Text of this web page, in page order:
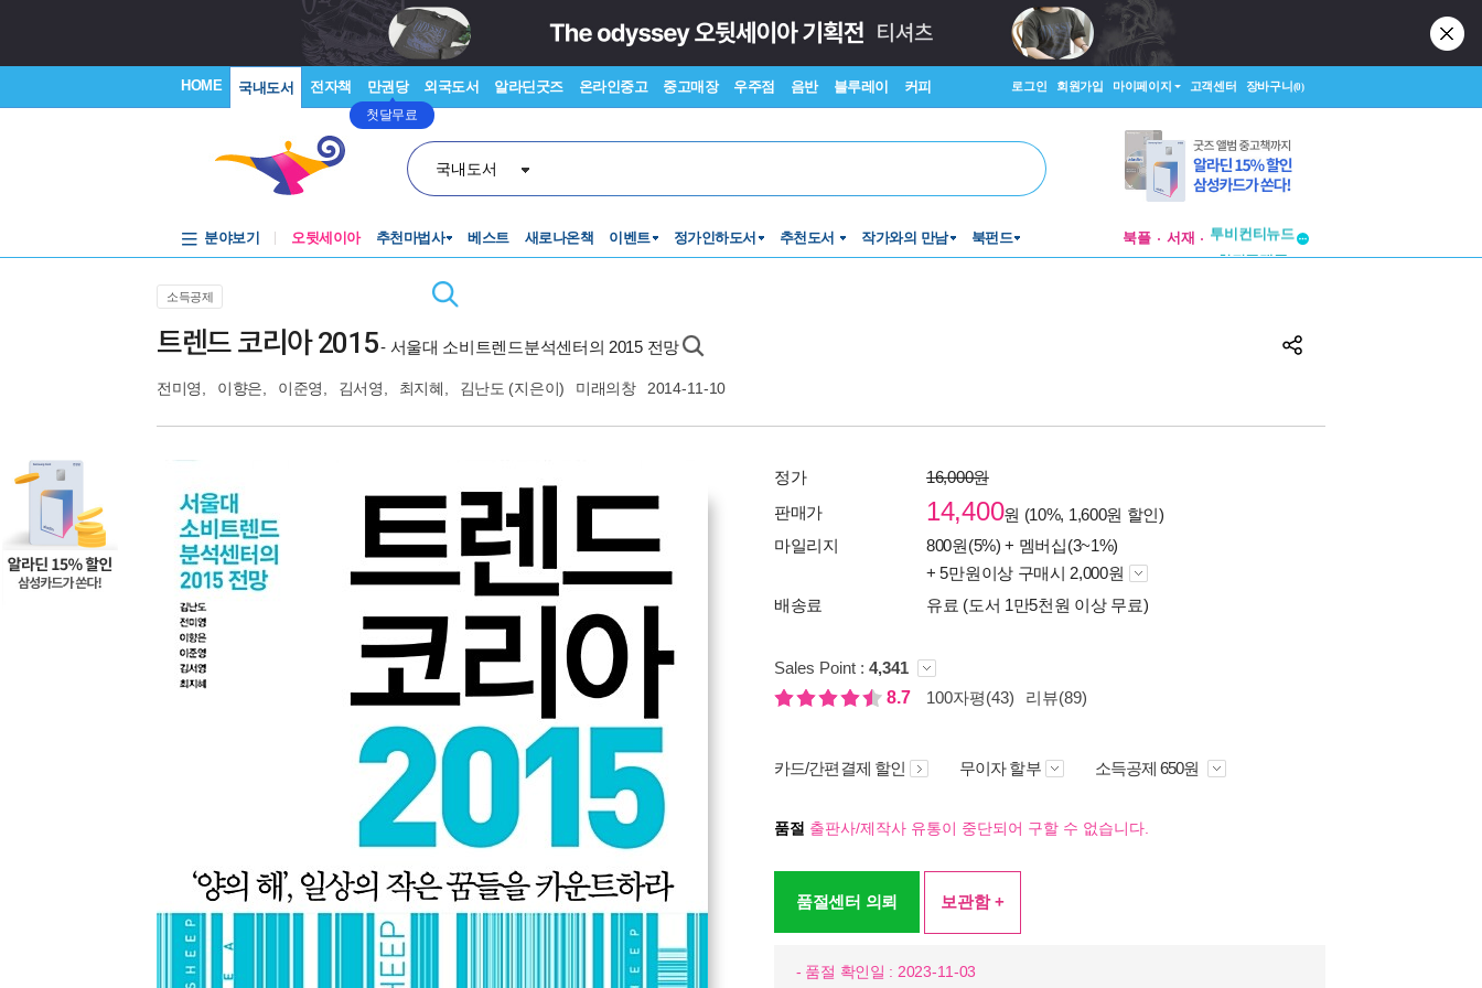
HOME 국내도서 전자책 만권당
첫달무료
외국도서 알라딘굿즈 온라인중고 중고매장 우주점 음반 블루레이 커피 로그인 회원가입 마이페이지 고객센터 장바구니(0)
국내도서
분야보기 오뒷세이아 추천마법사 베스트 새로나온책 이벤트 정가인하도서 추천도서 작가와의 만남 북펀드 북플 서재
창작플랫폼
소득공제
트렌드 코리아 2015- 서울대 소비트렌드분석센터의 2015 전망
전미영 이향은 이준영 김서영 최지혜 김난도 (지은이) 미래의창 2014-11-10
정가
16,000원
판매가
14,400원 (10%, 1,600원 할인)
마일리지
800원(5%) + 멤버십(3~1%)
+ 5만원이상 구매시 2,000원
배송료
유료 (도서 1만5천원 이상 무료)
Sales Point : 4,341
8.7
100자평(43) 리뷰(89)
카드/간편결제 할인 무이자 할부 소득공제 650원
품절 출판사/제작사 유통이 중단되어 구할 수 없습니다.
품절센터 의뢰 보관함 +
- 품절 확인일 : 2023-11-03